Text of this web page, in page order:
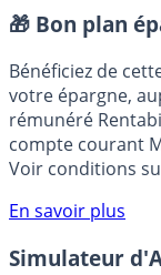
Placement sans
🎁 Bon plan
Bénéficiez de
votre épargne,
rémunéré
compte courant
Voir conditions
En savoir plus